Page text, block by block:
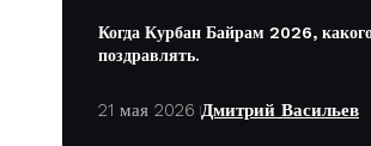
Когда Курбан Байрам 2026,
поздравлять.
21 мая 2026 Дмитрий Васильев